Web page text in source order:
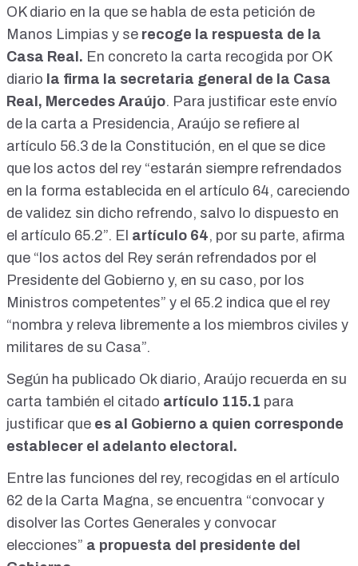
OK diario en la que se habla de esta petición de
Manos Limpias y se recoge la respuesta de la
Casa Real. En concreto la carta recogida por OK
diario la firma la secretaria general de la Casa
Real, Mercedes Araújo. Para justificar este envío
de la carta a Presidencia, Araújo se refiere al
artículo 56.3 de la Constitución, en el que se dice
que los actos del rey “estarán siempre refrendados
en la forma establecida en el artículo 64, careciendo
de validez sin dicho refrendo, salvo lo dispuesto en
el artículo 65.2”. El artículo 64, por su parte, afirma
que “los actos del Rey serán refrendados por el
Presidente del Gobierno y, en su caso, por los
Ministros competentes” y el 65.2 indica que el rey
“nombra y releva libremente a los miembros civiles y
militares de su Casa”.
Según ha publicado Ok diario, Araújo recuerda en su
carta también el citado artículo 115.1 para
justificar que es al Gobierno a quien corresponde
establecer el adelanto electoral.
Entre las funciones del rey, recogidas en el artículo
62 de la Carta Magna, se encuentra “convocar y
disolver las Cortes Generales y convocar
elecciones” a propuesta del presidente del